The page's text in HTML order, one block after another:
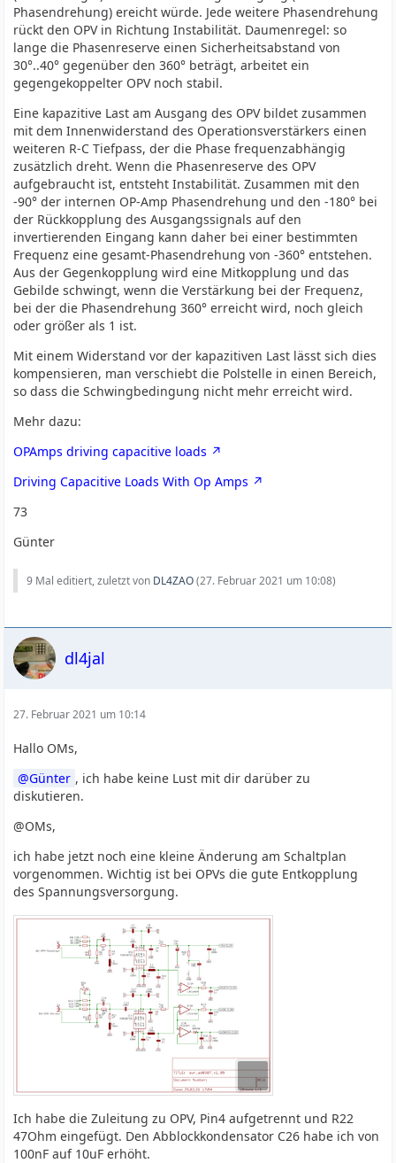
Phasendrehung) ereicht würde. Jede weitere Phasendrehung
rückt den OPV in Richtung Instabilität. Daumenregel: so
lange die Phasenreserve einen Sicherheitsabstand von
30°..40° gegenüber den 360° beträgt, arbeitet ein
gegengekoppelter OPV noch stabil.
Eine kapazitive Last am Ausgang des OPV bildet zusammen
mit dem Innenwiderstand des Operationsverstärkers einen
weiteren R-C Tiefpass, der die Phase frequenzabhängig
zusätzlich dreht. Wenn die Phasenreserve des OPV
aufgebraucht ist, entsteht Instabilität. Zusammen mit den
-90° der internen OP-Amp Phasendrehung und den -180° bei
der Rückkopplung des Ausgangssignals auf den
invertierenden Eingang kann daher bei einer bestimmten
Frequenz eine gesamt-Phasendrehung von -360° entstehen.
Aus der Gegenkopplung wird eine Mitkopplung und das
Gebilde schwingt, wenn die Verstärkung bei der Frequenz,
bei der die Phasendrehung 360° erreicht wird, noch gleich
oder größer als 1 ist.
Mit einem Widerstand vor der kapazitiven Last lässt sich dies
kompensieren, man verschiebt die Polstelle in einen Bereich,
so dass die Schwingbedingung nicht mehr erreicht wird.
Mehr dazu:
OPAmps driving capacitive loads
Driving Capacitive Loads With Op Amps
73
Günter
9 Mal editiert, zuletzt von DL4ZAO(27. Februar 2021 um 10:08)
dl4jal
27. Februar 2021 um 10:14
Hallo OMs,
Günter , ich habe keine Lust mit dir darüber zu
diskutieren.
@OMs,
ich habe jetzt noch eine kleine Änderung am Schaltplan
vorgenommen. Wichtig ist bei OPVs die gute Entkopplung
des Spannungsversorgung.
Ich habe die Zuleitung zu OPV, Pin4 aufgetrennt und R22
47Ohm eingefügt. Den Abblockkondensator C26 habe ich von
100nF auf 10uF erhöht.